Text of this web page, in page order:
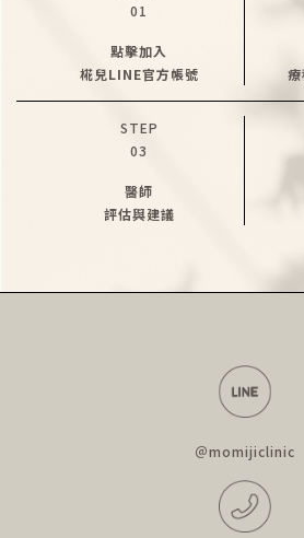
01
點擊加入
椛兒LINE官方帳號
STEP
03
醫師
評估與建議
＠momijiclinic